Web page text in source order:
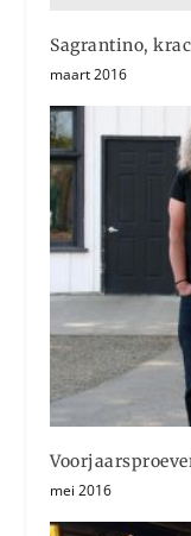
Sagrantino,
maart 2016
mei 2016